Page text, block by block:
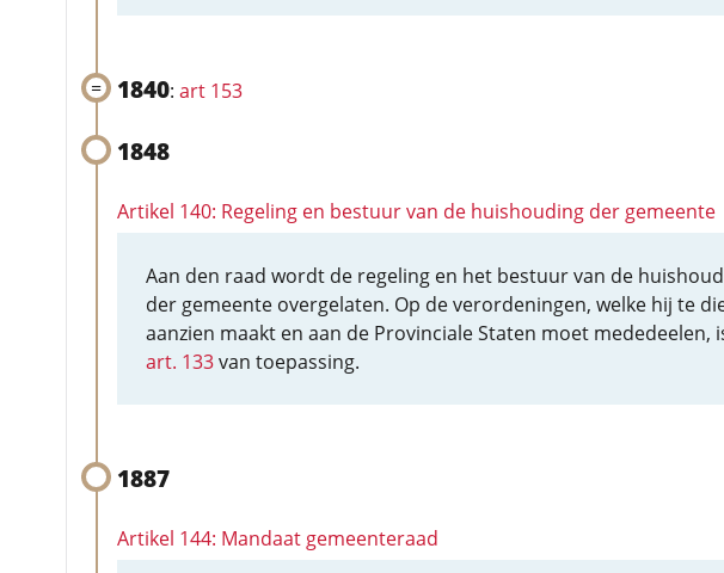
1840: art 153
1848
Artikel 140: Regeling en bestuur van de huishouding der gemeente
Aan den raad wordt de regeling en het bestuur van de
der gemeente overgelaten. Op de verordeningen, welke hij te
aanzien maakt en aan de Provinciale Staten moet mededeelen,
art. 133van toepassing.
1887
Artikel 144: Mandaat gemeenteraad